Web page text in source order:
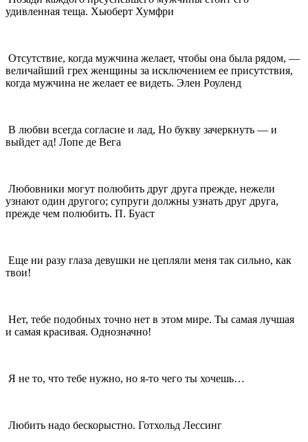
удивленная теща. Хьюберт Хумфри
Отсутствие, когда мужчина желает, чтобы она была рядом, —
величайший грех женщины за исключением ее присутствия,
когда мужчина не желает ее видеть. Элен Роуленд
В любви всегда согласие и лад, Но букву зачеркнуть — и
выйдет ад! Лопе де Вега
Любовники могут полюбить друг друга прежде, нежели
узнают один другого; супруги должны узнать друг друга,
прежде чем полюбить. П. Буаст
Еще ни разу глаза девушки не цепляли меня так сильно, как
твои!
Нет, тебе подобных точно нет в этом мире. Ты самая лучшая
и самая красивая. Однозначно!
Я не то, что тебе нужно, но я-то чего ты хочешь…
Любить надо бескорыстно. Готхольд Лессинг